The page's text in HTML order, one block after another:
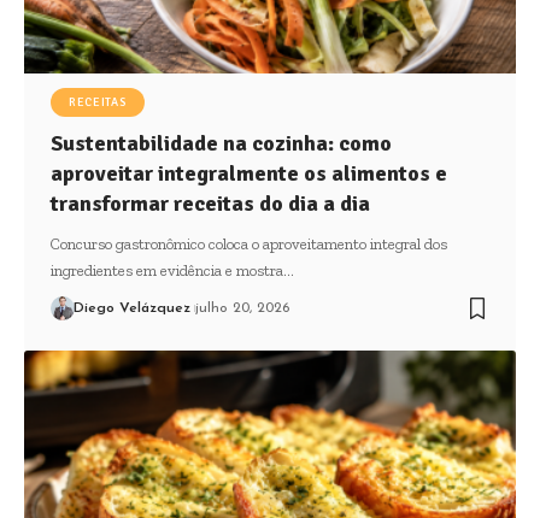
RECEITAS
Sustentabilidade na cozinha: como
aproveitar integralmente os alimentos e
transformar receitas do dia a dia
Concurso gastronômico coloca o aproveitamento integral dos
ingredientes em evidência e mostra…
Diego Velázquez julho 20, 2026